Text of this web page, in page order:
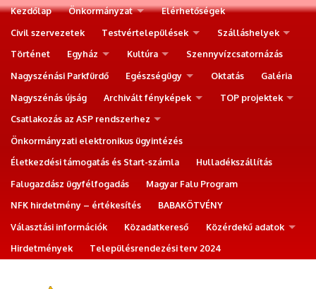
Kezdőlap Önkormányzat
Elérhetőségek
Civil szervezetek
Testvértelepülések
Szálláshelyek
Történet
Egyház Kultúra
Szennyvízcsatornázás
Nagyszénási Parkfürdő
Egészségügy Oktatás
Galéria
Nagyszénás újság
Archivált fényképek
TOP projektek
Csatlakozás az ASP rendszerhez
Önkormányzati elektronikus ügyintézés
Életkezdési támogatás és Start-számla
Hulladékszállítás
Falugazdász ügyfélfogadás
Magyar Falu Program
NFK hirdetmény – értékesítés
BABAKÖTVÉNY
Választási információk
Közadatkereső
Közérdekű adatok
Hirdetmények
Településrendezési terv 2024